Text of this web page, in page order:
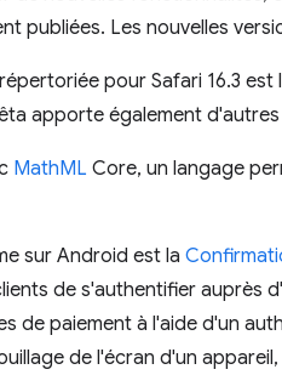
publiées. Les nouvelles
pour Safari 16.3
apporte également
MathML Core, un langage
sur Android est la
de s'authentifier auprès
de paiement à l'aide d'un
de l'écran d'un